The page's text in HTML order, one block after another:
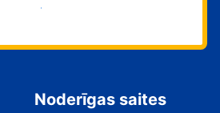
Sāciet tūlīt!
Noderīgas saites